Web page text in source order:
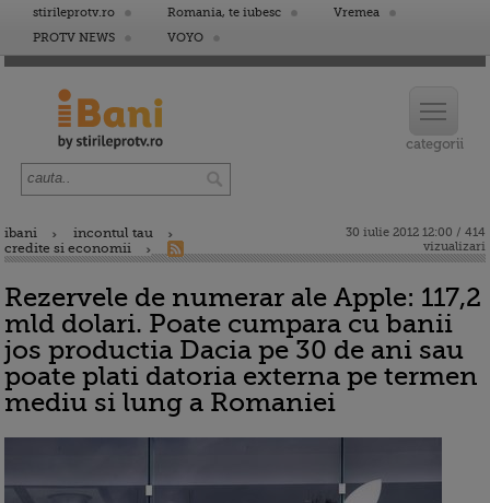
stirileprotv.ro Romania, te iubesc
Vremea
PROTV NEWS
VOYO
ibani
incontul tau
credite si economii
30 iulie 2012 12:00 / 414
vizualizari
Rezervele de numerar ale Apple: 117,2
mld dolari. Poate cumpara cu banii
jos productia Dacia pe 30 de ani sau
poate plati datoria externa pe termen
mediu si lung a Romaniei